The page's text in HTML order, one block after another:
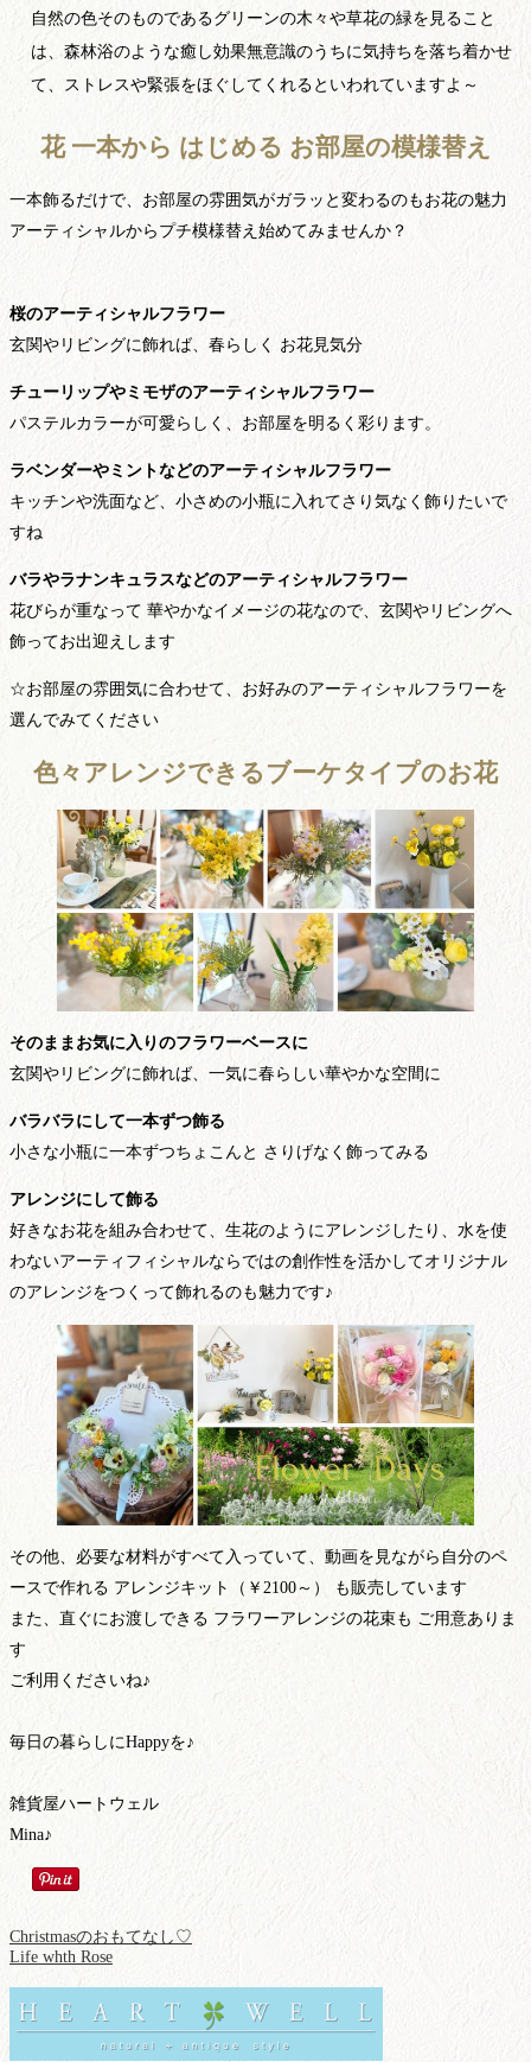
自然の色そのものであるグリーンの木々や草花の緑を見ること
は、森林浴のような癒し効果無意識のうちに気持ちを落ち着かせ
て、ストレスや緊張をほぐしてくれるといわれていますよ～
花 一本から はじめる お部屋の模様替え
一本飾るだけで、お部屋の雰囲気がガラッと変わるのもお花の魅力
アーティシャルからプチ模様替え始めてみませんか？
桜のアーティシャルフラワー
玄関やリビングに飾れば、春らしく お花見気分
チューリップやミモザのアーティシャルフラワー
パステルカラーが可愛らしく、お部屋を明るく彩ります。
ラベンダーやミントなどのアーティシャルフラワー
キッチンや洗面など、小さめの小瓶に入れてさり気なく飾りたいで
すね
バラやラナンキュラスなどのアーティシャルフラワー
花びらが重なって 華やかなイメージの花なので、玄関やリビングへ
飾ってお出迎えします
☆お部屋の雰囲気に合わせて、お好みのアーティシャルフラワーを
選んでみてください
色々アレンジできるブーケタイプのお花
そのままお気に入りのフラワーベースに
玄関やリビングに飾れば、一気に春らしい華やかな空間に
バラバラにして一本ずつ飾る
小さな小瓶に一本ずつちょこんと さりげなく飾ってみる
アレンジにして飾る
好きなお花を組み合わせて、生花のようにアレンジしたり、水を使
わないアーティフィシャルならではの創作性を活かしてオリジナル
のアレンジをつくって飾れるのも魅力です♪
その他、必要な材料がすべて入っていて、動画を見ながら自分のペ
ースで作れる アレンジキット（￥2100～） も販売しています
また、直ぐにお渡しできる フラワーアレンジの花束も ご用意ありま
す
ご利用くださいね♪
毎日の暮らしにHappyを♪
雑貨屋ハートウェル
Mina♪
Christmasのおもてなし♡
Life whth Rose